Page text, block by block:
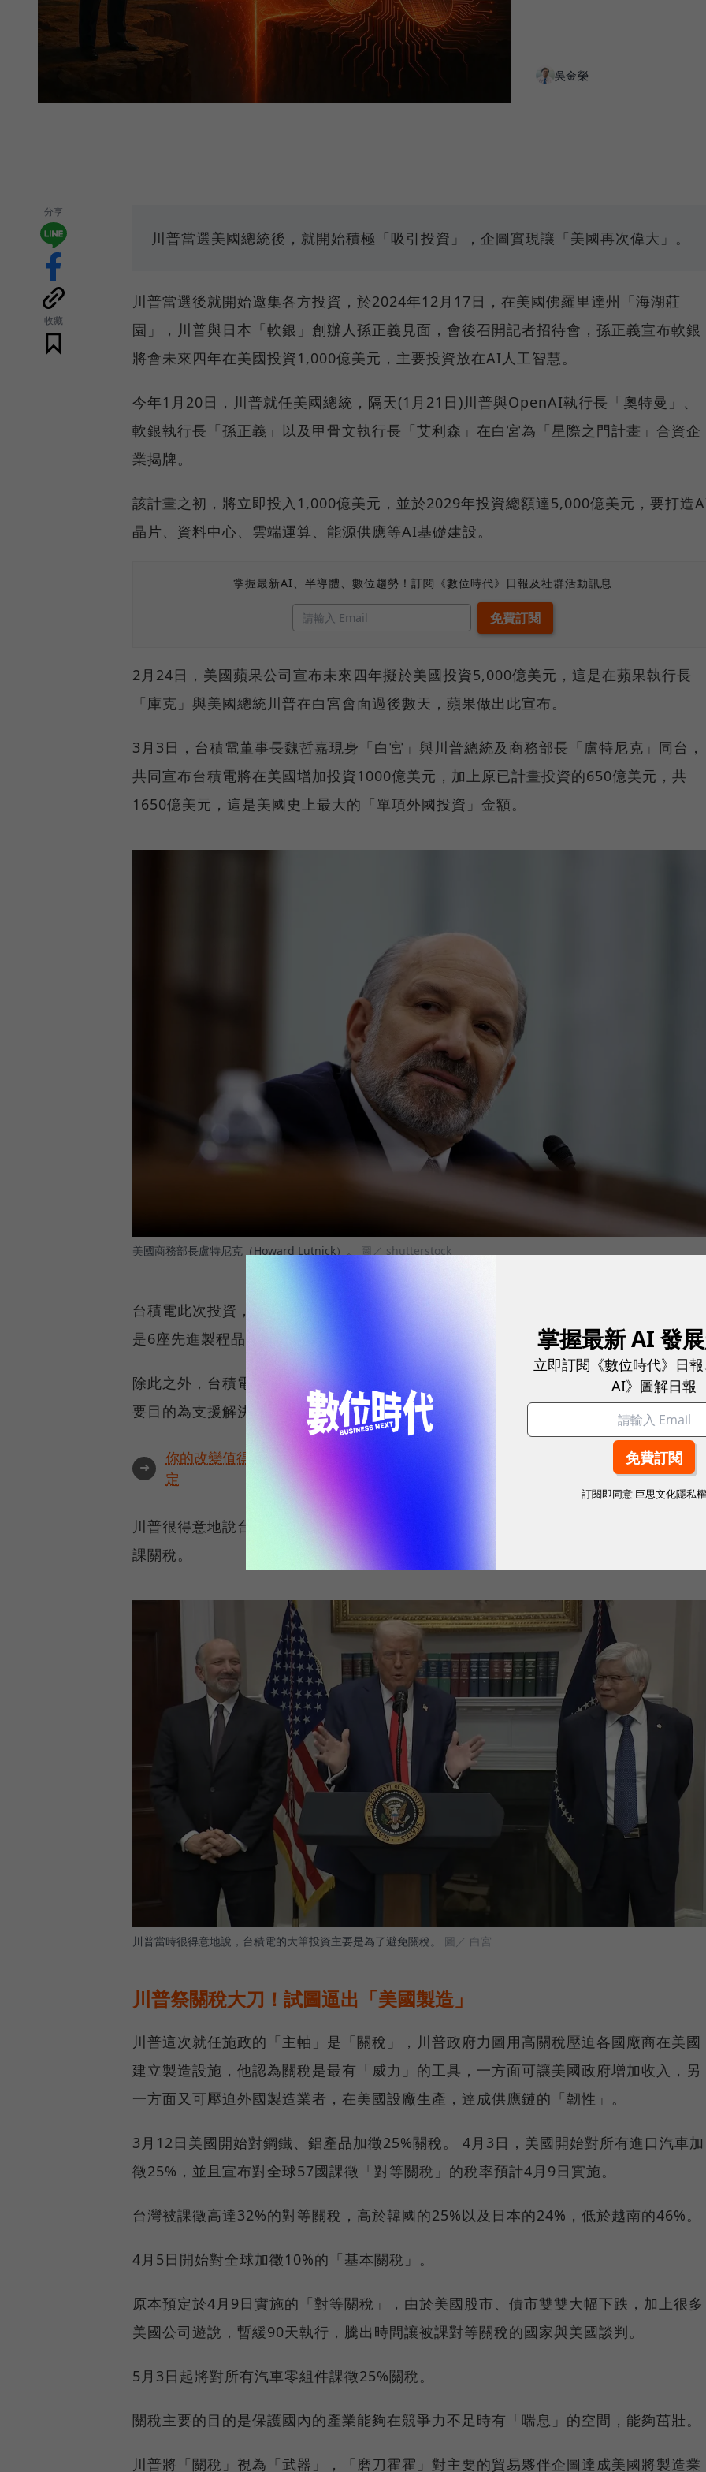
吳金榮
分享
收藏
川普當選美國總統後，就開始積極「吸引投資」，企圖實現讓「美國再次偉大」。
川普當選後就開始邀集各方投資，於2024年12月17日，在美國佛羅里達州「海湖莊
園」，川普與日本「軟銀」創辦人孫正義見面，會後召開記者招待會，孫正義宣布軟銀
將會未來四年在美國投資1,000億美元，主要投資放在AI人工智慧。
今年1月20日，川普就任美國總統，隔天(1月21日)川普與OpenAI執行長「奧特曼」、
軟銀執行長「孫正義」以及甲骨文執行長「艾利森」在白宮為「星際之門計畫」合資企
業揭牌。
該計畫之初，將立即投入1,000億美元，並於2029年投資總額達5,000億美元，要打造
晶片、資料中心、雲端運算、能源供應等AI基礎建設。
掌握最新AI、半導體、數位趨勢！訂閱《數位時代》日報及社群活動訊息
2月24日，美國蘋果公司宣布未來四年擬於美國投資5,000億美元，這是在蘋果執行長
「庫克」與美國總統川普在白宮會面過後數天，蘋果做出此宣布。
3月3日，台積電董事長魏哲嘉現身「白宮」與川普總統及商務部長「盧特尼克」同台，
共同宣布台積電將在美國增加投資1000億美元，加上原已計畫投資的650億美元，共
1650億美元，這是美國史上最大的「單項外國投資」金額。
美國商務部長盧特尼克（Howard Lutnick）。 圖／ shutterstock
台積電此次投資，將在亞利桑那州再興建3座晶圓廠，連同原本規劃的3座晶圓廠，總共
是6座先進製程晶圓廠，月產能預估約18萬片左右。
除此之外，台積電還要興建2座先進封裝廠，以及一個約1000人的研發中心，此中心主
要目的為支援解決美國晶圓廠的工程問題。
➜
你的改變值得被看見🔥最具全球市場潛能的創新實踐！立即報名100 MVP，挑戰雙獎肯
定
川普很得意地說台積電的大筆投資主要是為了避免關稅，只要在美國設廠就不會被美國
課關稅。
川普當時很得意地說，台積電的大筆投資主要是為了避免關稅。 圖／ 白宮
川普祭關稅大刀！試圖逼出「美國製造」
川普這次就任施政的「主軸」是「關稅」，川普政府力圖用高關稅壓迫各國廠商在美國
建立製造設施，他認為關稅是最有「威力」的工具，一方面可讓美國政府增加收入，另
一方面又可壓迫外國製造業者，在美國設廠生產，達成供應鏈的「韌性」。
3月12日美國開始對鋼鐵、鋁產品加徵25%關稅。 4月3日，美國開始對所有進口汽車加
徵25%，並且宣布對全球57國課徵「對等關稅」的稅率預計4月9日實施。
台灣被課徵高達32%的對等關稅，高於韓國的25%以及日本的24%，低於越南的46%。
4月5日開始對全球加徵10%的「基本關稅」。
原本預定於4月9日實施的「對等關稅」，由於美國股市、債市雙雙大幅下跌，加上很多
美國公司遊說，暫緩90天執行，騰出時間讓被課對等關稅的國家與美國談判。
5月3日起將對所有汽車零組件課徵25%關稅。
關稅主要的目的是保護國內的產業能夠在競爭力不足時有「喘息」的空間，能夠茁壯。
川普將「關稅」視為「武器」，「磨刀霍霍」對主要的貿易夥伴企圖達成美國將製造業
掌握最新 AI 發
立即訂閱《數位時代》日
AI》圖解日報
訂閱即同意 巨思文化隱私